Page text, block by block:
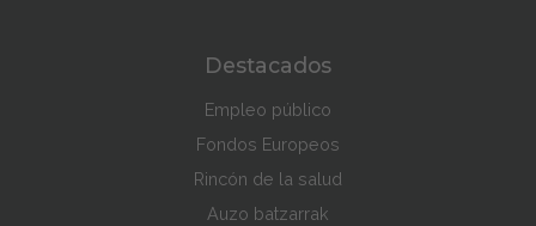
Destacados
Empleo público
Fondos Europeos
Rincón de la salud
Auzo batzarrak